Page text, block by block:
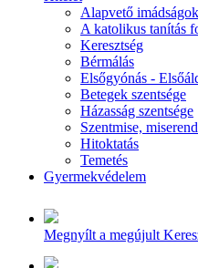
Alapvető imádságok
A katolikus tanítás
Keresztség
Bérmálás
Elsőgyónás -
Betegek szentsége
Házasság szentsége
Szentmise, miserend
Hitoktatás
Temetés
Gyermekvédelem
Megnyílt a megújult